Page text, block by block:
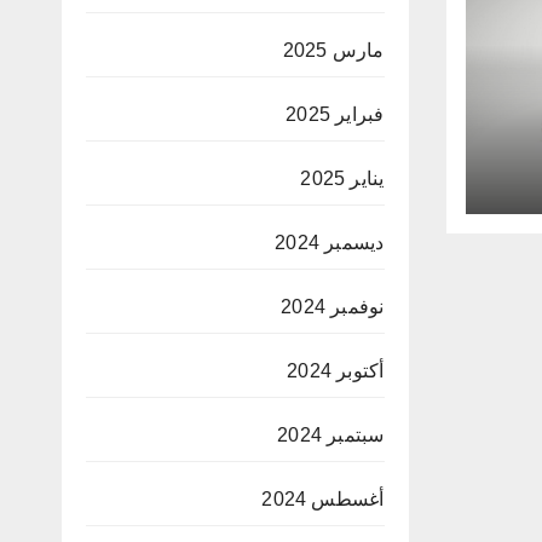
مارس 2025
فبراير 2025
يناير 2025
ديسمبر 2024
نوفمبر 2024
أكتوبر 2024
سبتمبر 2024
أغسطس 2024